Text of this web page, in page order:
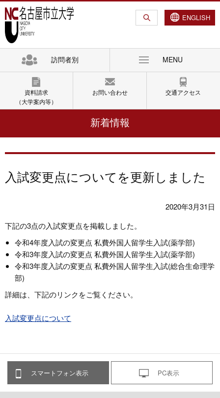
グ
ロ
バ
シ
ン
本
文
ロ
ー
ル
ョ
へ
フ
ッ
ー
ENGLISH
訪問者別 MENU
資料請求
（大学案内等）
お問い合わせ 交通アクセス
新着情報
入試変更点についてを更新しました
2020年3月31日
下記の3点の入試変更点を掲載しました。
令和4年度入試の変更点 私費外国人留学生入試(薬学部)
令和3年度入試の変更点 私費外国人留学生入試(薬学部)
令和3年度入試の変更点 私費外国人留学生入試(総合生命理学
部)
詳細は、下記のリンクをご覧ください。
入試変更点について
スマートフォン表示 PC表示